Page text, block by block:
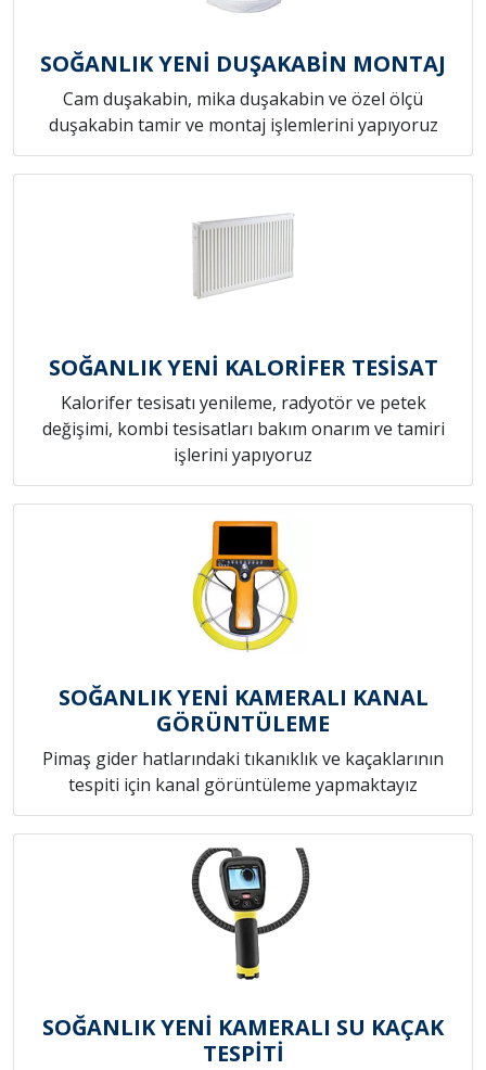
SOĞANLIK YENİ DUŞAKABİN MONTAJ
Cam duşakabin, mika duşakabin ve özel ölçü
duşakabin tamir ve montaj işlemlerini yapıyoruz
SOĞANLIK YENİ KALORİFER TESİSAT
Kalorifer tesisatı yenileme, radyotör ve petek
değişimi, kombi tesisatları bakım onarım ve tamiri
işlerini yapıyoruz
SOĞANLIK YENİ KAMERALI KANAL
GÖRÜNTÜLEME
Pimaş gider hatlarındaki tıkanıklık ve kaçaklarının
tespiti için kanal görüntüleme yapmaktayız
SOĞANLIK YENİ KAMERALI SU KAÇAK
TESPİTİ